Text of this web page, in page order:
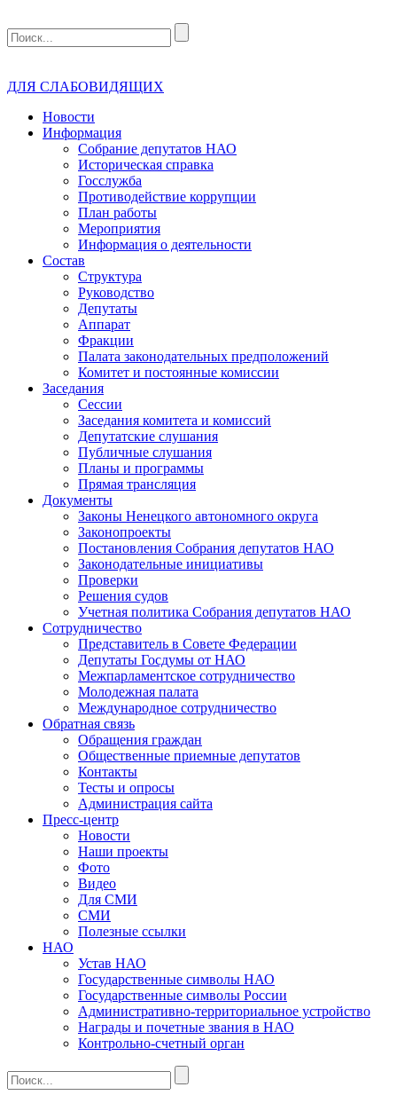
ДЛЯ СЛАБОВИДЯЩИХ
Новости
Информация
Собрание депутатов НАО
Историческая справка
Госслужба
Противодействие коррупции
План работы
Мероприятия
Информация о деятельности
Состав
Структура
Руководство
Депутаты
Аппарат
Фракции
Палата законодательных предположений
Комитет и постоянные комиссии
Заседания
Сессии
Заседания комитета и комиссий
Депутатские слушания
Публичные слушания
Планы и программы
Прямая трансляция
Документы
Законы Ненецкого автономного округа
Законопроекты
Постановления Собрания депутатов НАО
Законодательные инициативы
Проверки
Решения судов
Учетная политика Собрания депутатов НАО
Сотрудничество
Представитель в Совете Федерации
Депутаты Госдумы от НАО
Межпарламентское сотрудничество
Молодежная палата
Международное сотрудничество
Обратная cвязь
Обращения граждан
Общественные приемные депутатов
Контакты
Тесты и опросы
Администрация сайта
Пресс-центр
Новости
Наши проекты
Фото
Видео
Для СМИ
СМИ
Полезные ссылки
НАО
Устав НАО
Государственные символы НАО
Государственные символы России
Административно-территориальное устройство
Награды и почетные звания в НАО
Контрольно-счетный орган